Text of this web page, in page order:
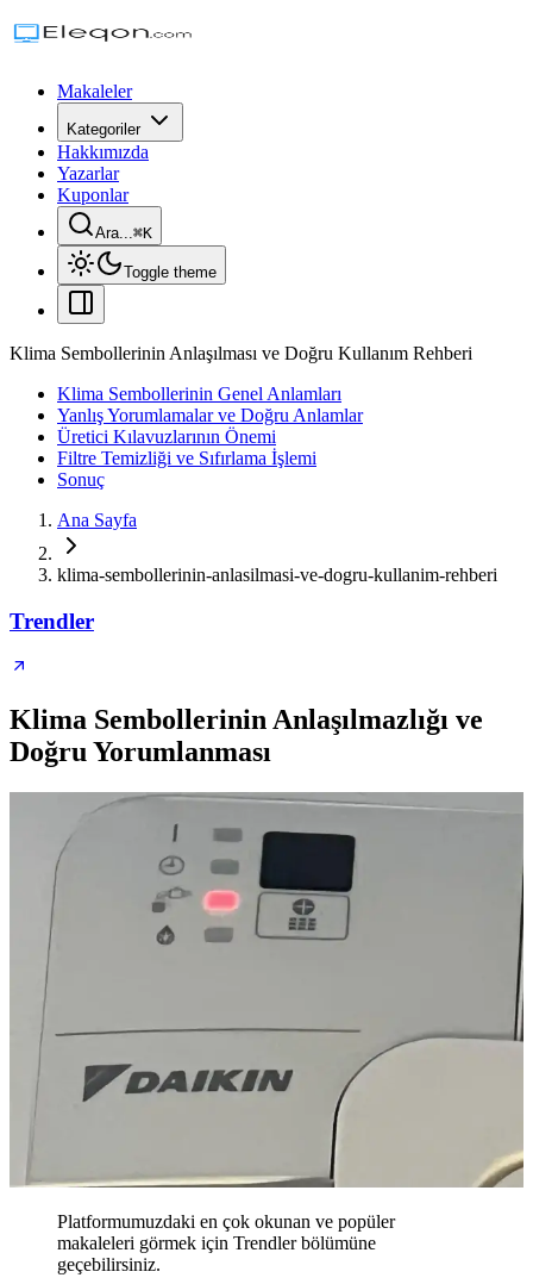
Makaleler
Kategoriler
Hakkımızda
Yazarlar
Kuponlar
Ara...⌘K
Toggle theme
Klima Sembollerinin Anlaşılması ve Doğru Kullanım Rehberi
Klima Sembollerinin Genel Anlamları
Yanlış Yorumlamalar ve Doğru Anlamlar
Üretici Kılavuzlarının Önemi
Filtre Temizliği ve Sıfırlama İşlemi
Sonuç
Ana Sayfa
klima-sembollerinin-anlasilmasi-ve-dogru-kullanim-rehberi
Trendler
Klima Sembollerinin Anlaşılmazlığı ve
Doğru Yorumlanması
Platformumuzdaki en çok okunan ve popüler
makaleleri görmek için Trendler bölümüne
geçebilirsiniz.